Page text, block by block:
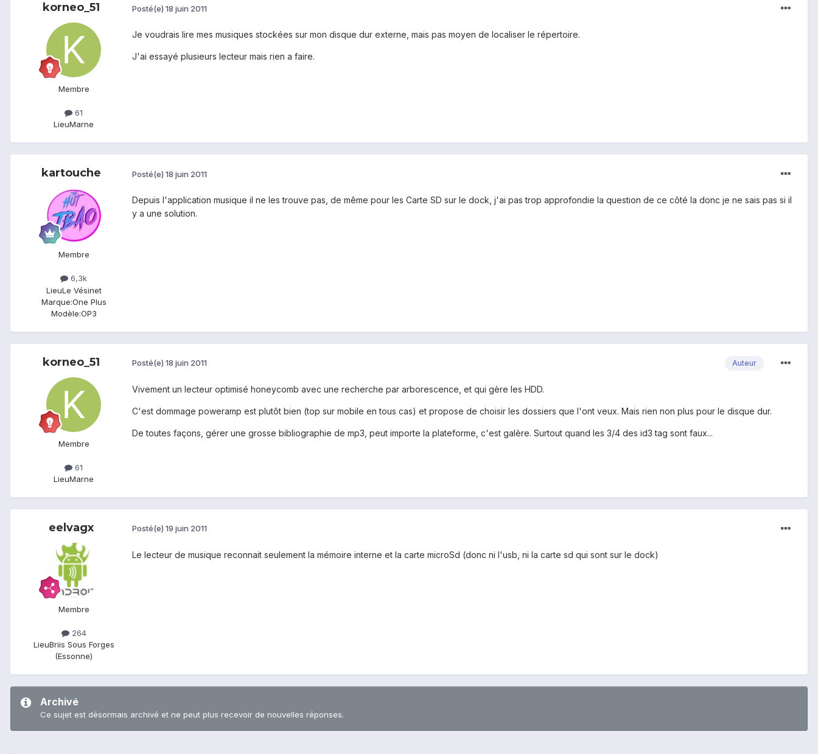
korneo_51
Membre
61
LieuMarne
Posté(e) 18 juin 2011
Je voudrais lire mes musiques stockées sur mon disque dur externe, mais pas moyen de localiser le répertoire.
J'ai essayé plusieurs lecteur mais rien a faire.
kartouche
Membre
6,3k
LieuLe Vésinet
Marque:One Plus
Modèle:OP3
Posté(e) 18 juin 2011
Depuis l'application musique il ne les trouve pas, de même pour les Carte SD sur le dock, j'ai pas trop approfondie la question de ce côté la donc je ne sais pas si il
y a une solution.
korneo_51
Membre
61
LieuMarne
Auteur
Posté(e) 18 juin 2011
Vivement un lecteur optimisé honeycomb avec une recherche par arborescence, et qui gère les HDD.
C'est dommage poweramp est plutôt bien (top sur mobile en tous cas) et propose de choisir les dossiers que l'ont veux. Mais rien non plus pour le disque dur.
De toutes façons, gérer une grosse bibliographie de mp3, peut importe la plateforme, c'est galère. Surtout quand les 3/4 des id3 tag sont faux...
eelvagx
Membre
264
LieuBriis Sous Forges
(Essonne)
Posté(e) 19 juin 2011
Le lecteur de musique reconnait seulement la mémoire interne et la carte microSd (donc ni l'usb, ni la carte sd qui sont sur le dock)
Archivé
Ce sujet est désormais archivé et ne peut plus recevoir de nouvelles réponses.